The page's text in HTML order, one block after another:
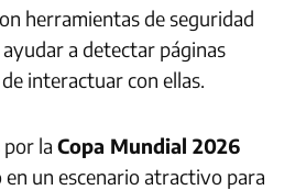
herramientas de seguridad
a detectar páginas
interactuar con ellas.
por laCopa Mundial 2026
un escenario atractivo para